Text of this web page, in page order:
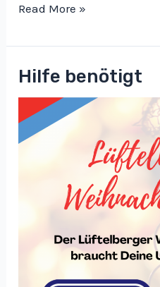
Weihnachtsmarkt
Read More »
Hilfe benötigt